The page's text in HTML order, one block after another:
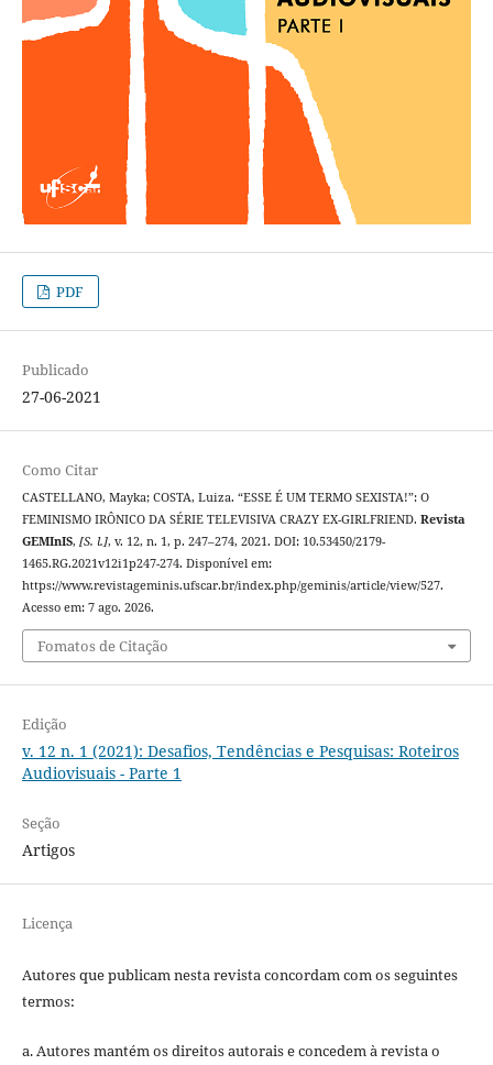
PDF
Publicado
27-06-2021
Como Citar
CASTELLANO, Mayka; COSTA, Luiza. “ESSE É UM TERMO SEXISTA!”: O
FEMINISMO IRÔNICO DA SÉRIE TELEVISIVA CRAZY EX-GIRLFRIEND. Revista
GEMInIS, [S. l.], v. 12, n. 1, p. 247–274, 2021. DOI: 10.53450/2179-
1465.RG.2021v12i1p247-274. Disponível em:
https://www.revistageminis.ufscar.br/index.php/geminis/article/view/527.
Acesso em: 7 ago. 2026.
Fomatos de Citação
Edição
v. 12 n. 1 (2021): Desafios, Tendências e Pesquisas: Roteiros
Audiovisuais - Parte 1
Seção
Artigos
Licença
Autores que publicam nesta revista concordam com os seguintes
termos:
a. Autores mantém os direitos autorais e concedem à revista o